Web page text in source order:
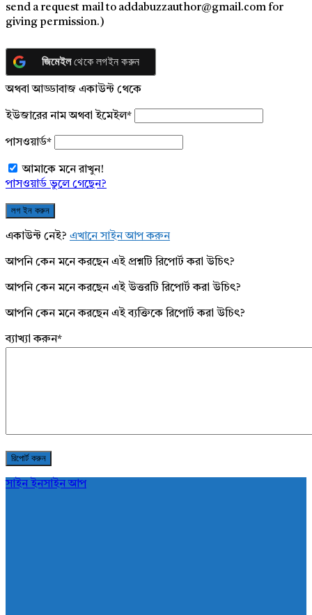
send a request mail to addabuzzauthor@gmail.com for
giving permission.)
জিমেইলথেকে লগইন করুন
অথবা আড্ডাবাজ একাউন্ট থেকে
ইউজারের নাম অথবা ইমেইল*
পাসওয়ার্ড*
আমাকে মনে রাখুন!
পাসওয়ার্ড ভুলে গেছেন?
একাউন্ট নেই? এখানে সাইন আপ করুন
আপনি কেন মনে করছেন এই প্রশ্নটি রিপোর্ট করা উচিৎ?
আপনি কেন মনে করছেন এই উত্তরটি রিপোর্ট করা উচিৎ?
আপনি কেন মনে করছেন এই ব্যক্তিকে রিপোর্ট করা উচিৎ?
ব্যাখ্যা করুন*
সাইন ইনসাইন আপ